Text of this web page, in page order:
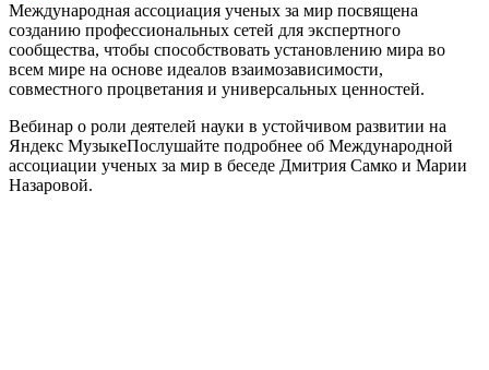
Международная ассоциация ученых за мир посвящена
созданию профессиональных сетей для экспертного
сообщества, чтобы способствовать установлению мира во
всем мире на основе идеалов взаимозависимости,
совместного процветания и универсальных ценностей.
Вебинар о роли деятелей науки в устойчивом развитии на
Яндекс МузыкеПослушайте подробнее об Международной
ассоциации ученых за мир в беседе Дмитрия Самко и Марии
Назаровой.